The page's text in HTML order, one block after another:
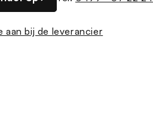
aan bij de leverancier